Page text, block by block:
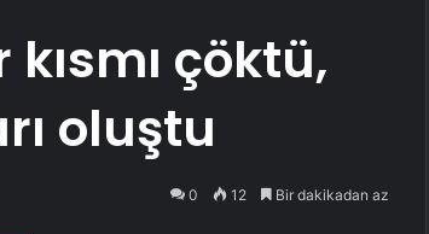
çöktü,
oluştu
0 12 Bir dakikadan az